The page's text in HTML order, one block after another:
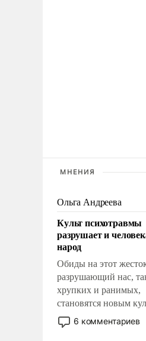
МНЕНИЯ
Ольга Андреева
Культ психотравмы
разрушает и
народ
Обиды на этот
разрушающий нас,
хрупких и ранимых,
становятся новым
постепенно вытесняя
отменяя традиционное
6 комментариев